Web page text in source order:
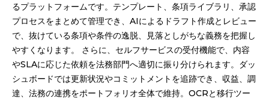
るプラットフォームです。テンプレート、条項ライブラリ、承認
プロセスをまとめて管理でき、AIによるドラフト作成とレビュー
で、抜けている条項や条件の逸脱、見落としがちな義務を把握し
やすくなります。 さらに、セルフサービスの受付機能で、内容
やSLAに応じた依頼を法務部門へ適切に振り分けられます。ダッ
シュボードでは更新状況やコミットメントを追跡でき、収益、調
達、法務の連携をポートフォリオ全体で維持。OCRと移行ツー